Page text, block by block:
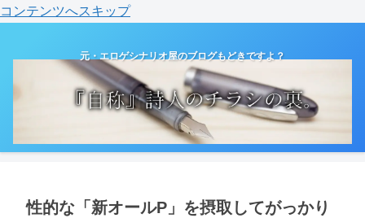
コンテンツへスキップ
元・エロゲシナリオ屋のブログもどきですよ？
性的な「新オールP」を摂取してがっかり